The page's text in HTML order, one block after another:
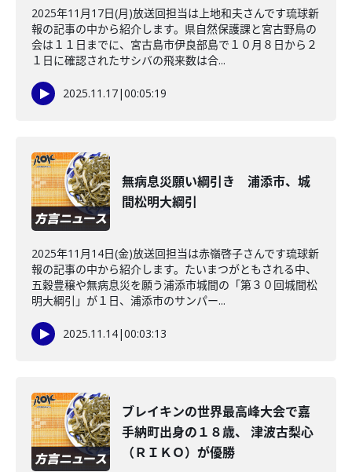
2025年11月17日(月)放送回担当は上地和夫さんです琉球新
報の記事の中から紹介します。県自然保護課と宮古野鳥の
会は１１日までに、宮古島市伊良部島で１０月８日から２
１日に確認されたサシバの飛来数は合...
2025.11.17|00:05:19
無病息災願い綱引き 浦添市、城
間松明大綱引
2025年11月14日(金)放送回担当は赤嶺啓子さんです琉球新
報の記事の中から紹介します。たいまつがともされる中、
五穀豊穣や無病息災を願う浦添市城間の「第３０回城間松
明大綱引」が１日、浦添市のサンパー...
2025.11.14|00:03:13
ブレイキンの世界最高峰大会で嘉
手納町出身の１８歳、 津波古梨心
（ＲＩＫＯ）が優勝